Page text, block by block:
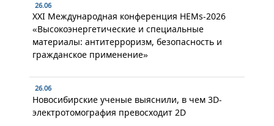
26.06
XXI Международная конференция HEMs-2026
«Высокоэнергетические и специальные
материалы: антитерроризм, безопасность и
гражданское применение»
26.06
Новосибирские ученые выяснили, в чем 3D-
электротомография превосходит 2D